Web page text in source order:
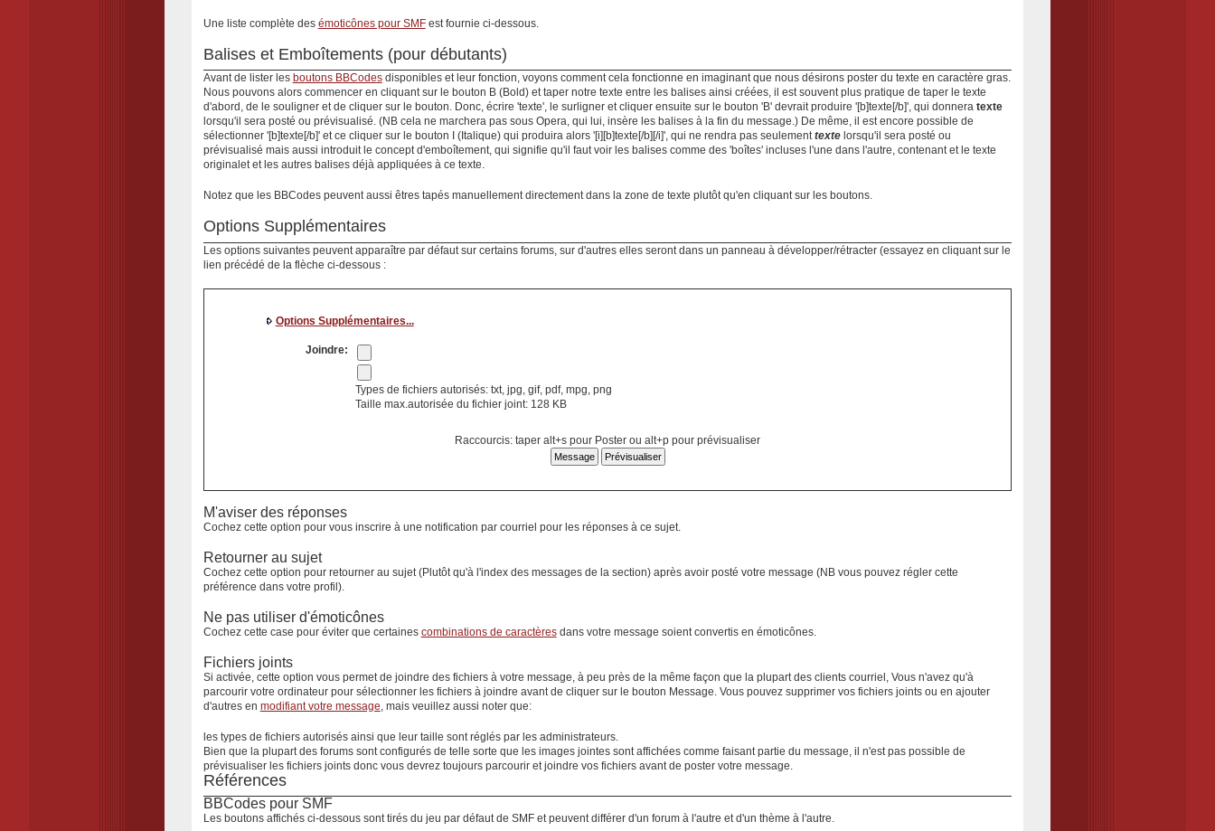
Une liste complète des émoticônes pour SMFest fournie ci-dessous.
Balises et Emboîtements (pour débutants)
Avant de lister les boutons BBCodesdisponibles et leur fonction, voyons comment cela fonctionne en imaginant que nous désirons poster du texte en caractère gras.
Nous pouvons alors commencer en cliquant sur le bouton B(Bold) et taper notre texte entre les balises ainsi créées, il est souvent plus pratique de taper le texte
d'abord, de le souligner et de cliquer sur le bouton. Donc, écrire 'texte', le surligner et cliquer ensuite sur le bouton 'B' devrait produire '[b]texte[/b]', qui donnera texte
lorsqu'il sera posté ou prévisualisé. (NB cela ne marchera pas sous Opera, qui lui, insère les balises à la fin du message.) De même, il est encore possible de
sélectionner '[b]texte[/b]' et ce cliquer sur le bouton
(Italique) qui produira alors '[i][b]texte[/b][/i]', qui ne rendra pas seulementtextelorsqu'il sera posté ou
prévisualisé mais aussi introduit le concept d'emboîtement, qui signifie qu'il faut voir les balises comme des 'boîtes' incluses l'une dans l'autre, contenant et le texte
original etet les autres balises déjà appliquées à ce texte.
Notez que les BBCodes peuvent aussi êtres tapés manuellement directement dans la zone de texte plutôt qu'en cliquant sur les boutons.
Options Supplémentaires
Les options suivantes peuvent apparaître par défaut sur certains forums, sur d'autres elles seront dans un panneau à développer/rétracter (essayez en cliquant sur le
lien précédé de la flèche ci-dessous :
Options Supplémentaires...
Joindre:
Types de fichiers autorisés: txt, jpg, gif, pdf, mpg, png
Taille max.autorisée du fichier joint: 128 KB
Raccourcis: taper alt+s pour Poster ou alt+p pour prévisualiser
M'aviser des réponses
Cochez cette option pour vous inscrire à une notification par courriel pour les réponses à ce sujet.
Retourner au sujet
Cochez cette option pour retourner au sujet (Plutôt qu'à l'index des messages de la section) après avoir posté votre message (NB vous pouvez régler cette
préférence dans votre profil).
Ne pas utiliser d'émoticônes
Cochez cette case pour éviter que certaines combinations de caractèresdans votre message soient convertis en émoticônes.
Fichiers joints
Si activée, cette option vous permet de joindre des fichiers à votre message, à peu près de la même façon que la plupart des clients courriel, Vous n'avez qu'à
parcourir votre ordinateur pour sélectionner les fichiers à joindre avant de cliquer sur le bouton Message. Vous pouvez supprimer vos fichiers joints ou en ajouter
d'autres en modifiant votre message, mais veuillez aussi noter que:
les types de fichiers autorisés ainsi que leur taille sont réglés par les administrateurs.
Bien que la plupart des forums sont configurés de telle sorte que les images jointes sont affichées comme faisant partie du message, il n'est pas possible de
prévisualiserles fichiers joints donc vous devrez toujours parcourir et joindre vos fichiers avant de postervotre message.
Références
BBCodes pour SMF
Les boutons affichés ci-dessous sont tirés du jeu par défaut de SMF et peuvent différer d'un forum à l'autre et d'un thème à l'autre.